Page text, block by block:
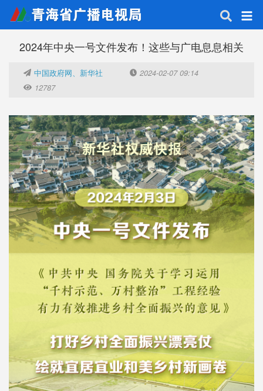
2024年中央一号文件发布！这些与广电息息相关
中国政府网、新华社
2024-02-07 09:14
12787